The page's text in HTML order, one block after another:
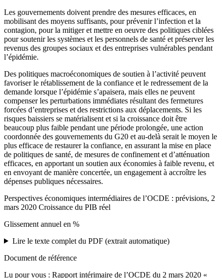
Les gouvernements doivent prendre des mesures efficaces, en
mobilisant des moyens suffisants, pour prévenir l’infection et la
contagion, pour la mitiger et mettre en oeuvre des politiques ciblées
pour soutenir les systèmes et les personnels de santé et préserver les
revenus des groupes sociaux et des entreprises vulnérables pendant
l’épidémie.
Des politiques macroéconomiques de soutien à l’activité peuvent
favoriser le rétablissement de la confiance et le redressement de la
demande lorsque l’épidémie s’apaisera, mais elles ne peuvent
compenser les perturbations immédiates résultant des fermetures
forcées d’entreprises et des restrictions aux déplacements. Si les
risques baissiers se matérialisent et si la croissance doit être
beaucoup plus faible pendant une période prolongée, une action
coordonnée des gouvernements du G20 et au-delà serait le moyen le
plus efficace de restaurer la confiance, en assurant la mise en place
de politiques de santé, de mesures de confinement et d’atténuation
efficaces, en apportant un soutien aux économies à faible revenu, et
en envoyant de manière concertée, un engagement à accroître les
dépenses publiques nécessaires.
Perspectives économiques intermédiaires de l’OCDE : prévisions, 2
mars 2020 Croissance du PIB réel
Glissement annuel en %
Lire le texte complet du PDF (extrait automatique)
Document de référence
Lu pour vous : Rapport intérimaire de l’OCDE du 2 mars 2020 «